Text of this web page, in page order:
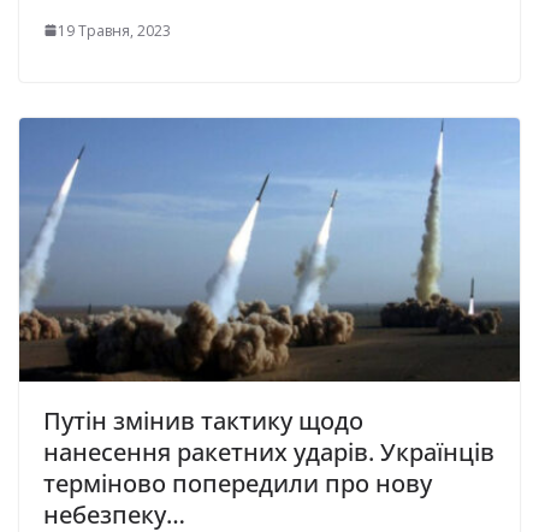
19 Травня, 2023
Путін змінив тактику щодо
нанесення ракетних ударів. Українців
терміново попередили про нову
небезпеку…